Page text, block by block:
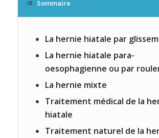
Sommaire
La hernie hiatale par
La hernie hiatale para-
oesophagienne ou par
La hernie mixte
Traitement médical de la
hiatale
Traitement naturel de la